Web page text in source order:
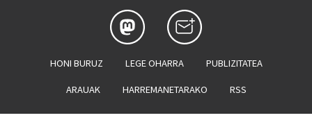
HONI BURUZ LEGE OHARRA PUBLIZITATEA
ARAUAK HARREMANETARAKO RSS